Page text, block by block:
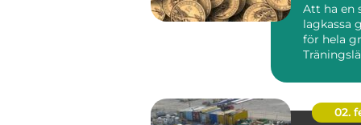
Att ha en
lagkassa
för hela
02.